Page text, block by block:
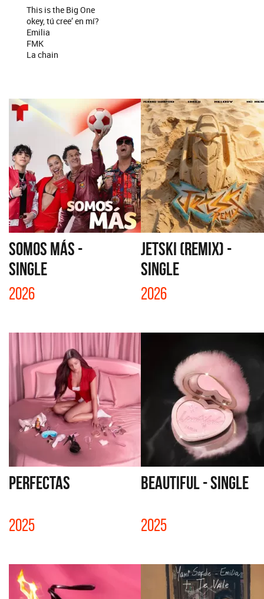
This is the Big One
okey, tú cree’ en mí?
Emilia
FMK
La chain
SOMOS MÁS -
SINGLE
2026
JETSKI (REMIX) -
SINGLE
2026
PERFECTAS
2025
BEAUTIFUL - SINGLE
2025